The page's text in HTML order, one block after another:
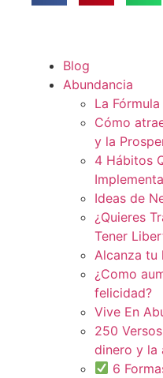
Blog
Abundancia
La
Cómo
y la
4 Hábitos
Ideas de
¿Quieres
Tener
Alcanza tu
¿Como
felicidad?
Vive En
250
dinero y la
6